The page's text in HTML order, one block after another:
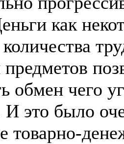
как
обмен чего
И это было
товарно-